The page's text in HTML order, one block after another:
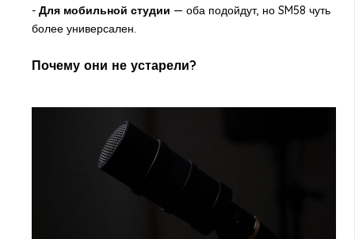
- Для мобильной студии — оба подойдут, но SM58 чуть
более универсален.
Почему они не устарели?